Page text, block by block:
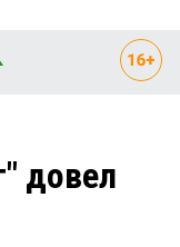
довел